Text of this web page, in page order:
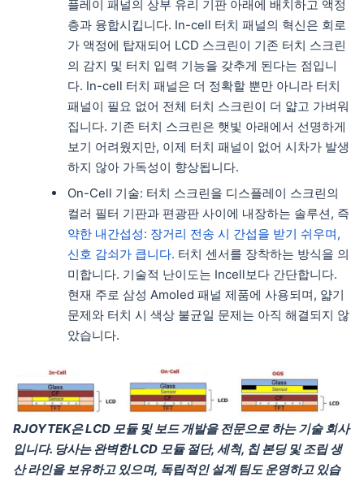
플레이 패널의 상부 유리 기판 아래에 배치하고 액정
층과 융합시킵니다. In-cell 터치 패널의 혁신은 회로
가 액정에 탑재되어 LCD 스크린이 기존 터치 스크린
의 감지 및 터치 입력 기능을 갖추게 된다는 점입니
다. In-cell 터치 패널은 더 정확할 뿐만 아니라 터치
패널이 필요 없어 전체 터치 스크린이 더 얇고 가벼워
집니다. 기존 터치 스크린은 햇빛 아래에서 선명하게
보기 어려웠지만, 이제 터치 패널이 없어 시차가 발생
하지 않아 가독성이 향상됩니다.
On-Cell 기술: 터치 스크린을 디스플레이 스크린의
컬러 필터 기판과 편광판 사이에 내장하는 솔루션, 즉
약한 내간섭성: 장거리 전송 시 간섭을 받기 쉬우며,
신호 감쇠가 큽니다. 터치 센서를 장착하는 방식을 의
미합니다. 기술적 난이도는 Incell보다 간단합니다.
현재 주로 삼성 Amoled 패널 제품에 사용되며, 얇기
문제와 터치 시 색상 불균일 문제는 아직 해결되지 않
았습니다.
RJOYTEK은 LCD 모듈 및 보드 개발을 전문으로 하는 기술 회사
입니다. 당사는 완벽한 LCD 모듈 절단, 세척, 칩 본딩 및 조립 생
산 라인을 보유하고 있으며, 독립적인 설계 팀도 운영하고 있습